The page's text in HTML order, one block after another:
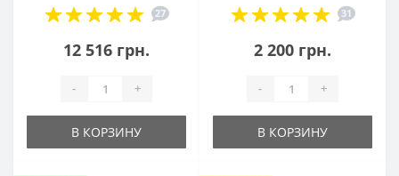
27
12 516 грн.
- +
В КОРЗИНУ
31
2 200 грн.
- +
В КОРЗИНУ